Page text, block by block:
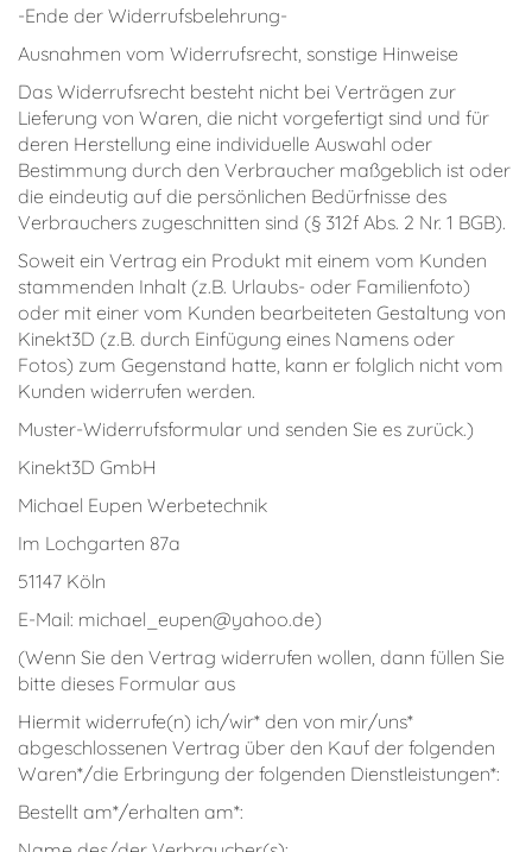
-Ende der Widerrufsbelehrung-
Ausnahmen vom Widerrufsrecht, sonstige Hinweise
Das Widerrufsrecht besteht nicht bei Verträgen zur
Lieferung von Waren, die nicht vorgefertigt sind und für
deren Herstellung eine individuelle Auswahl oder
Bestimmung durch den Verbraucher maßgeblich ist oder
die eindeutig auf die persönlichen Bedürfnisse des
Verbrauchers zugeschnitten sind (§ 312f Abs. 2 Nr. 1 BGB).
Soweit ein Vertrag ein Produkt mit einem vom Kunden
stammenden Inhalt (z.B. Urlaubs- oder Familienfoto)
oder mit einer vom Kunden bearbeiteten Gestaltung von
Kinekt3D (z.B. durch Einfügung eines Namens oder
Fotos) zum Gegenstand hatte, kann er folglich nicht vom
Kunden widerrufen werden.
Muster-Widerrufsformular und senden Sie es zurück.)
Kinekt3D GmbH
Michael Eupen Werbetechnik
Im Lochgarten 87a
51147 Köln
E-Mail: michael_eupen@yahoo.de)
(Wenn Sie den Vertrag widerrufen wollen, dann füllen Sie
bitte dieses Formular aus
Hiermit widerrufe(n) ich/wir* den von mir/uns*
abgeschlossenen Vertrag über den Kauf der folgenden
Waren*/die Erbringung der folgenden Dienstleistungen*:
Bestellt am*/erhalten am*: